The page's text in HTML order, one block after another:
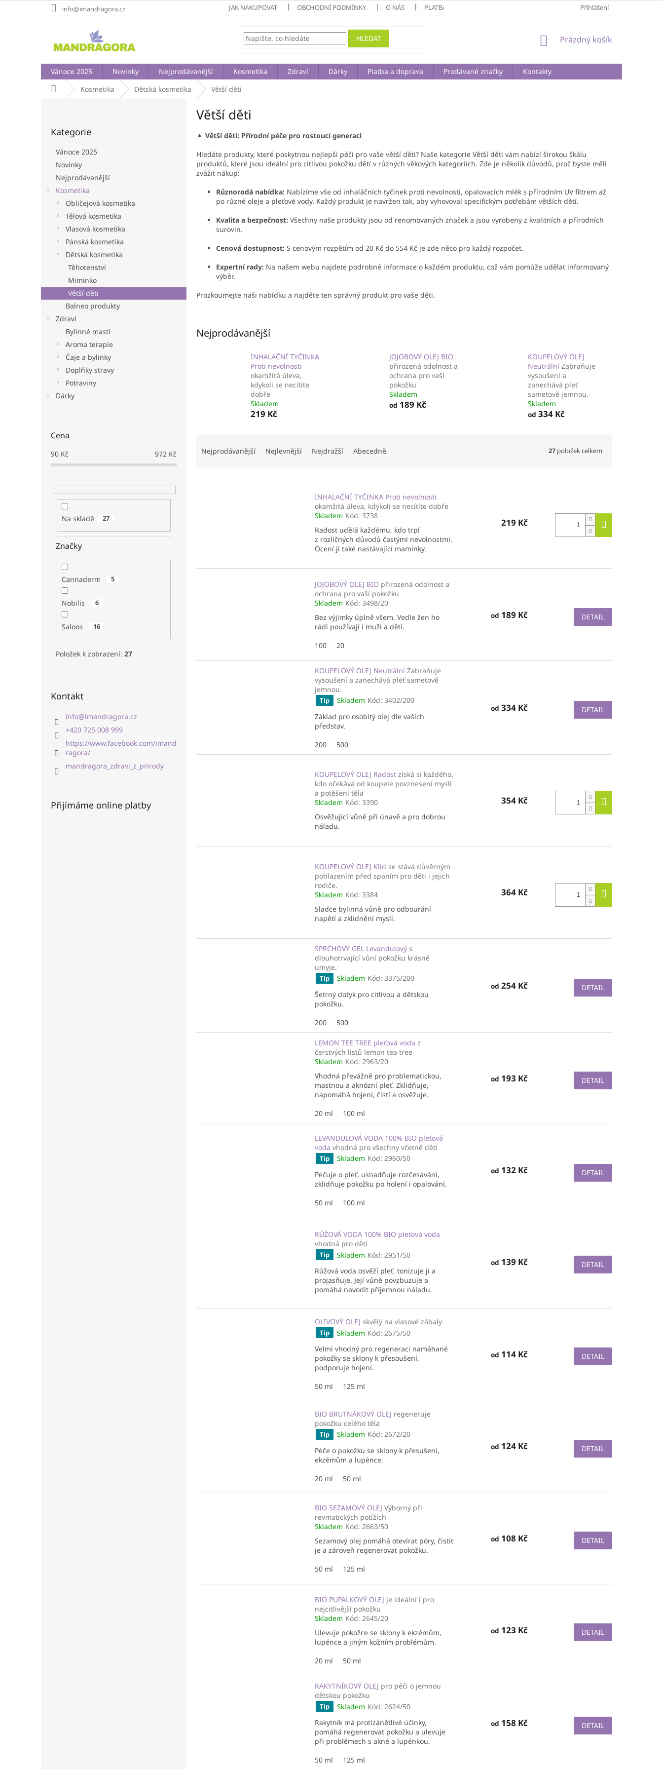
na
info@imandragora.cz JAK NAKUPOVAT OBCHODNÍ PODMÍNKY O NÁS PLATBA A DOPRAVA PODMÍNKY OCHRANY OSOBNÍCH ÚDAJŮ
Přihlášení
HLEDAT
NÁKUPNÍ
Prázdný košík
Vánoce 2025 Novinky Nejprodávanější Kosmetika Zdraví Dárky Platba a doprava Prodávané značky
Kontakty
Domů Kosmetika Dětská kosmetika Větší děti
kategorie
Kategorie
Vánoce 2025
Novinky
Nejprodávanější
Kosmetika
Obličejová kosmetika
Tělová kosmetika
Vlasová kosmetika
Pánská kosmetika
Dětská kosmetika
Těhotenství
Miminko
Větší děti
Balneo produkty
Zdraví
Bylinné masti
Aroma terapie
Čaje a bylinky
Doplňky stravy
Potraviny
Dárky
Cena
90 Kč 972 Kč
Na skladě 27
Značky
Cannaderm 5
Nobilis 6
Saloos 16
Položek k zobrazení: 27
Kontakt
info@imandragora.cz
+420 725 008 999
https://www.facebook.com/imand
ragora/
mandragora_zdravi_z_prirody
Přijímáme online platby
Větší děti
👧 Větší děti: Přírodní péče pro rostoucí generaci
Hledáte produkty, které poskytnou nejlepší péči pro vaše větší děti? Naše kategorie Větší děti vám nabízí širokou škálu
produktů, které jsou ideální pro citlivou pokožku dětí v různých věkových kategoriích. Zde je několik důvodů, proč byste měli
zvážit nákup:
Různorodá nabídka: Nabízíme vše od inhaláčních tyčinek proti nevolnosti, opalovacích mlék s přírodním UV filtrem až
po různé oleje a pleťové vody. Každý produkt je navržen tak, aby vyhovoval specifickým potřebám větších dětí.
Kvalita a bezpečnost: Všechny naše produkty jsou od renomovaných značek a jsou vyrobeny z kvalitních a přírodních
surovin.
Cenová dostupnost: S cenovým rozpětím od 20 Kč do 554 Kč je zde něco pro každý rozpočet.
Expertní rady: Na našem webu najdete podrobné informace o každém produktu, což vám pomůže udělat informovaný
výběr.
Prozkoumejte naši nabídku a najděte ten správný produkt pro vaše děti.
Nejprodávanější
INHALAČNÍ TYČINKA
Proti nevolnosti
okamžitá úleva,
kdykoli se necítíte
dobře
Skladem
219 Kč
JOJOBOVÝ OLEJ BIO
přirozená odolnost a
ochrana pro vaší
pokožku
Skladem
od 189 Kč
KOUPELOVÝ OLEJ
Neutrální Zabraňuje
vysoušení a
zanechává pleť
sametově jemnou.
Skladem
od 334 Kč
t
Nejprodávanější Nejlevnější Nejdražší Abecedně 27 položek celkem
d
INHALAČNÍ TYČINKA Proti nevolnosti
okamžitá úleva, kdykoli se necítíte dobře
Skladem Kód: 3738
Radost udělá každému, kdo trpí
z rozličných důvodů častými nevolnostmi.
Ocení ji také nastávající maminky.
219 Kč
JOJOBOVÝ OLEJ BIO přirozená odolnost a
ochrana pro vaší pokožku
Skladem Kód: 3498/20
Bez výjimky úplně všem. Vedle žen ho
rádi používají i muži a děti.
100
20
od 189 Kč DETAIL
KOUPELOVÝ OLEJ Neutrální Zabraňuje
vysoušení a zanechává pleť sametově
jemnou.
Tip Skladem Kód: 3402/200
Základ pro osobitý olej dle vašich
představ.
200
500
od 334 Kč DETAIL
KOUPELOVÝ OLEJ Radost získá si každého,
kdo očekává od koupele povznesení mysli
a potěšení těla
Skladem Kód: 3390
Osvěžující vůně při únavě a pro dobrou
náladu.
354 Kč
KOUPELOVÝ OLEJ Klid se stává důvěrným
pohlazením před spaním pro děti i jejich
rodiče.
Skladem Kód: 3384
Sladce bylinná vůně pro odbourání
napětí a zklidnění mysli.
364 Kč
SPRCHOVÝ GEL Levandulový s
dlouhotrvající vůní pokožku krásně
umyje.
Tip Skladem Kód: 3375/200
Šetrný dotyk pro citlivou a dětskou
pokožku.
200
500
od 254 Kč DETAIL
LEMON TEE TREE pleťová voda z
čerstvých listů lemon tea tree
Skladem Kód: 2963/20
Vhodná převážně pro problematickou,
mastnou a aknózní pleť. Zklidňuje,
napomáhá hojení, čistí a osvěžuje.
20 ml
100 ml
od 193 Kč DETAIL
LEVANDULOVÁ VODA 100% BIO pleťová
voda vhodná pro všechny včetně dětí
Tip Skladem Kód: 2960/50
Pečuje o pleť, usnadňuje rozčesávání,
zklidňuje pokožku po holení i opalování.
50 ml
100 ml
od 132 Kč DETAIL
RŮŽOVÁ VODA 100% BIO pleťová voda
vhodná pro děti
Tip Skladem Kód: 2951/50
Růžová voda osvěží pleť, tonizuje ji a
projasňuje. Její vůně povzbuzuje a
pomáhá navodit příjemnou náladu.
od 139 Kč DETAIL
OLIVOVÝ OLEJ skvělý na vlasové zábaly
Tip Skladem Kód: 2675/50
Velmi vhodný pro regeneraci namáhané
pokožky se sklony k přesoušení,
podporuje hojení.
50 ml
125 ml
od 114 Kč DETAIL
BIO BRUTNÁKOVÝ OLEJ regeneruje
pokožku celého těla
Tip Skladem Kód: 2672/20
Péče o pokožku se sklony k přesušení,
ekzémům a lupénce.
20 ml
50 ml
od 124 Kč DETAIL
BIO SEZAMOVÝ OLEJ Výborný při
revmatických potížích
Skladem Kód: 2663/50
Sezamový olej pomáhá otevírat póry, čistit
je a zároveň regenerovat pokožku.
50 ml
125 ml
od 108 Kč DETAIL
BIO PUPALKOVÝ OLEJ je ideální i pro
nejcitlivější pokožku
Skladem Kód: 2645/20
Ulevuje pokožce se sklony k ekzémům,
lupénce a jiným kožním problémům.
20 ml
50 ml
od 123 Kč DETAIL
RAKYTNÍKOVÝ OLEJ pro péči o jemnou
dětskou pokožku
Tip Skladem Kód: 2624/50
Rakytník má protizánětlivé účinky,
pomáhá regenerovat pokožku a ulevuje
při problémech s akné a lupénkou.
50 ml
125 ml
od 158 Kč DETAIL